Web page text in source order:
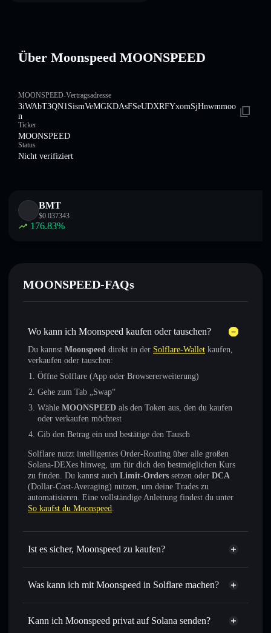
Über Moonspeed MOONSPEED
MOONSPEED-Vertragsadresse
3iWAbT3QN1SismVeMGKDAsFSeUDXRFYxomSjHnwmmoo
n
Ticker
MOONSPEED
Status
Nicht verifiziert
BMT
$0.037343
176.83%
MOONSPEED-FAQs
Wo kann ich Moonspeed kaufen oder tauschen?
Du kannst Moonspeed direkt in der Solflare-Wallet kaufen,
verkaufen oder tauschen:
Öffne Solflare (App oder Browsererweiterung)
Gehe zum Tab „Swap“
Wähle MOONSPEED als den Token aus, den du kaufen
oder verkaufen möchtest
Gib den Betrag ein und bestätige den Tausch
Solflare nutzt intelligentes Order-Routing über alle großen
Solana-DEXes hinweg, um für dich den bestmöglichen Kurs
zu finden. Du kannst auch Limit-Orders setzen oder DCA
(Dollar-Cost-Averaging) nutzen, um deine Trades zu
automatisieren. Eine vollständige Anleitung findest du unter
So kaufst du Moonspeed.
Ist es sicher, Moonspeed zu kaufen?
Moonspeed nicht verifiziert
Was kann ich mit Moonspeed in Solflare machen?
Moonspeed
Solflare-Wallet
Sofort tauschen– handle MOONSPEED gegen SOL,
Kann ich Moonspeed privat auf Solana senden?